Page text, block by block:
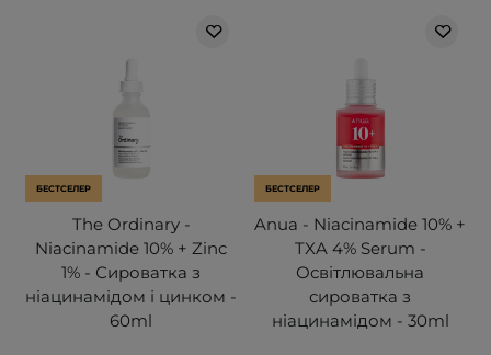
БЕСТСЕЛЕР
The Ordinary -
Niacinamide 10% + Zinc
1% - Сироватка з
ніацинамідом і цинком -
60ml
БЕСТСЕЛЕР
Anua - Niacinamide 10% +
TXA 4% Serum -
Освітлювальна
сироватка з
ніацинамідом - 30ml